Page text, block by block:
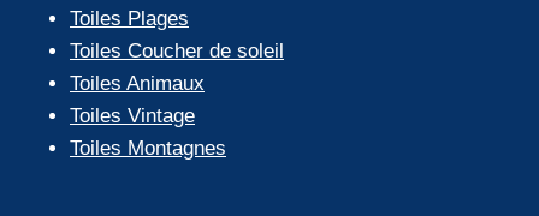
Toiles Plages
Toiles Coucher de soleil
Toiles Animaux
Toiles Vintage
Toiles Montagnes